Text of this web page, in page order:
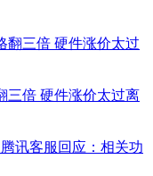
三倍 硬件涨价太过离